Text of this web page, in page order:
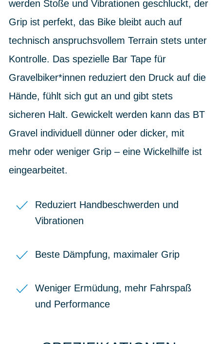
werden Stoße und Vibrationen geschluckt, der
Grip ist perfekt, das Bike bleibt auch auf
technisch anspruchsvollem Terrain stets unter
Kontrolle. Das spezielle Bar Tape für
Gravelbiker*innen reduziert den Druck auf die
Hände, fühlt sich gut an und gibt stets
sicheren Halt. Gewickelt werden kann das BT
Gravel individuell dünner oder dicker, mit
mehr oder weniger Grip – eine Wickelhilfe ist
eingearbeitet.
Reduziert Handbeschwerden und
Vibrationen
Beste Dämpfung, maximaler Grip
Weniger Ermüdung, mehr Fahrspaß
und Performance